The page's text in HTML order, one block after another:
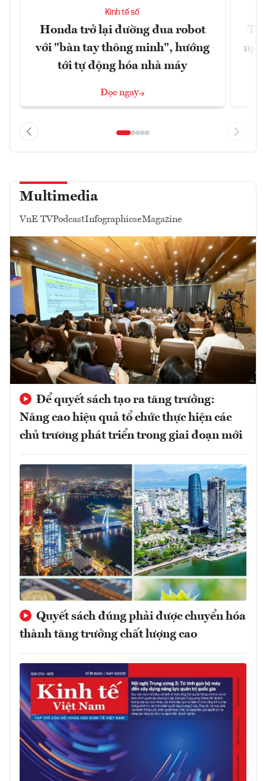
Kinh tế số
Honda trở lại đường đua robot
với "bàn tay thông minh", hướng
tới tự động hóa nhà máy
Đọc ngay
Multimedia
VnE TVPodcastInfographicseMagazine
Để quyết sách tạo ra tăng trưởng:
Nâng cao hiệu quả tổ chức thực hiện các
chủ trương phát triển trong giai đoạn mới
Quyết sách đúng phải được chuyển hóa
thành tăng trưởng chất lượng cao